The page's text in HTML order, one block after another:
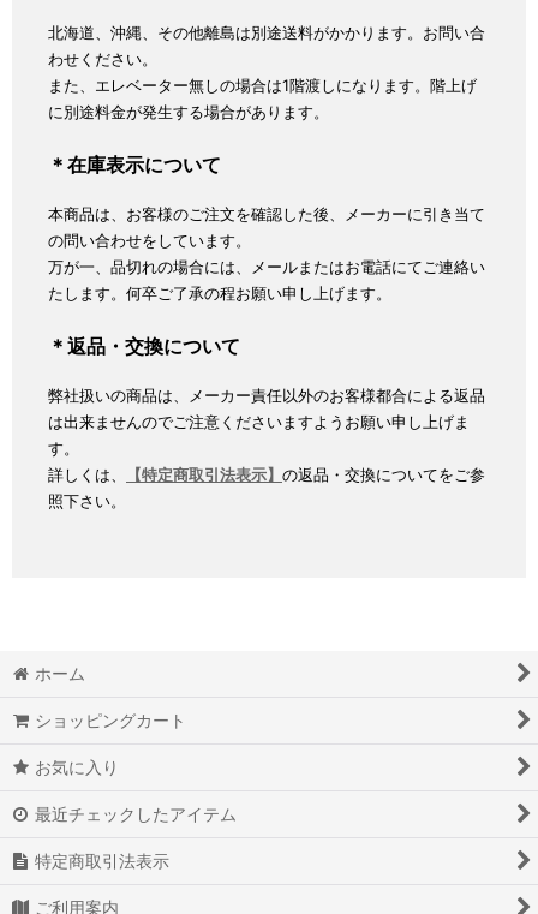
北海道、沖縄、その他離島は別途送料がかかります。お問い合
わせください。
また、エレベーター無しの場合は1階渡しになります。階上げ
に別途料金が発生する場合があります。
＊在庫表示について
本商品は、お客様のご注文を確認した後、メーカーに引き当て
の問い合わせをしています。
万が一、品切れの場合には、メールまたはお電話にてご連絡い
たします。何卒ご了承の程お願い申し上げます。
＊返品・交換について
弊社扱いの商品は、メーカー責任以外のお客様都合による返品
は出来ませんのでご注意くださいますようお願い申し上げま
す。
詳しくは、
【特定商取引法表示】 の返品・交換についてをご参
照下さい。
ホーム
ショッピングカート
お気に入り
最近チェックしたアイテム
特定商取引法表示
ご利用案内